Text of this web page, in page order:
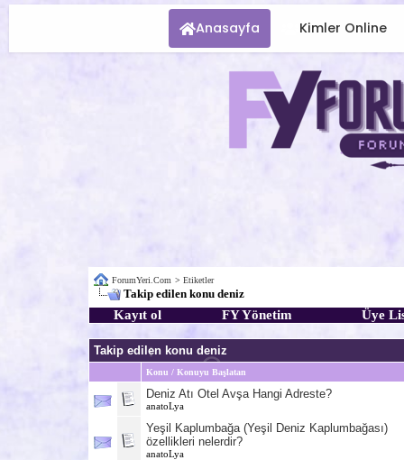
Anasayfa Kimler Online
ForumYeri.Com > Etiketler
Takip edilen konu deniz
Kayıt ol FY Yönetim Üye
Takip edilen konu deniz
Konu / Konuyu Başlatan
Deniz Atı Otel Avşa Hangi Adreste?
anatoLya
Yeşil Kaplumbağa (Yeşil Deniz Kaplumbağası)
özellikleri nelerdir?
anatoLya